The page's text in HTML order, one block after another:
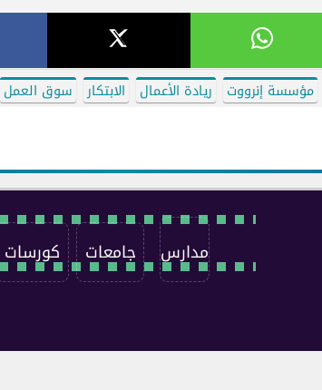
مؤسسة إنرووت ريادة الأعمال الابتكار سوق العمل
مدارس جامعات كورسات